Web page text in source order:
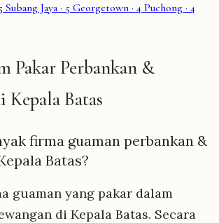
Subang Jaya· 5 Georgetown · 4 Puchong · 4
Pakar Perbankan &
Kepala Batas
firma guaman perbankan &
Batas?
guaman yang pakar dalam
di Kepala Batas. Secara